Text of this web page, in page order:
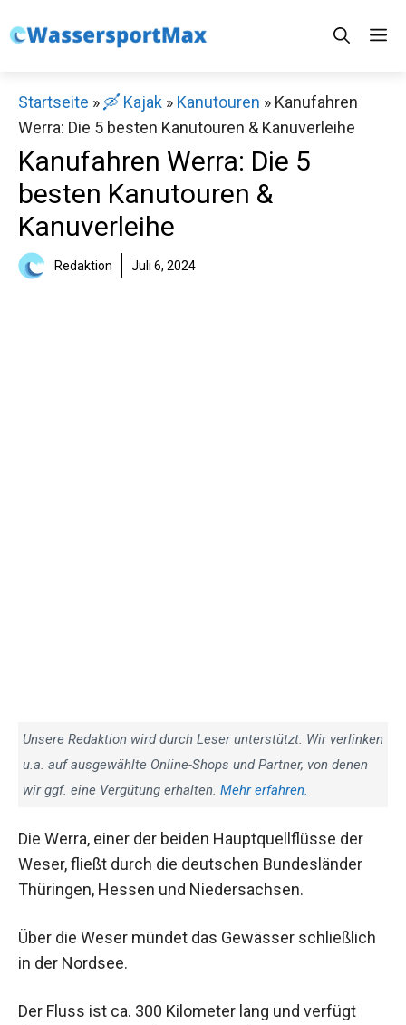
Inhalt
Startseite » 🛶 Kajak » Kanutouren » Kanufahren
Werra: Die 5 besten Kanutouren & Kanuverleihe
Kanufahren Werra: Die 5
besten Kanutouren &
Kanuverleihe
Redaktion Juli 6, 2024
Unsere Redaktion wird durch Leser unterstützt. Wir verlinken
u.a. auf ausgewählte Online-Shops und Partner, von denen
wir ggf. eine Vergütung erhalten. Mehr erfahren.
Die Werra, einer der beiden Hauptquellflüsse der
Weser, fließt durch die deutschen Bundesländer
Thüringen, Hessen und Niedersachsen.
Über die Weser mündet das Gewässer schließlich
in der Nordsee.
Der Fluss ist ca. 300 Kilometer lang und verfügt